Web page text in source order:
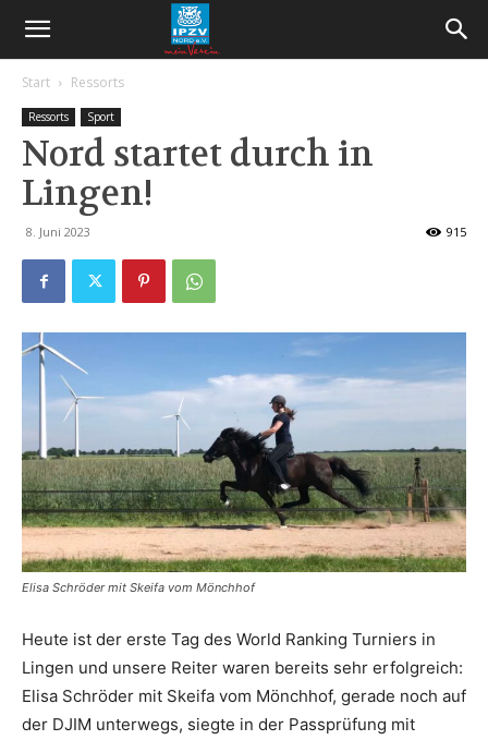
Start Ressorts
Ressorts Sport
Nord startet durch in
Lingen!
8. Juni 2023 915
Elisa Schröder mit Skeifa vom Mönchhof
Heute ist der erste Tag des World Ranking Turniers in
Lingen und unsere Reiter waren bereits sehr erfolgreich:
Elisa Schröder mit Skeifa vom Mönchhof, gerade noch auf
der DJIM unterwegs, siegte in der Passprüfung mit